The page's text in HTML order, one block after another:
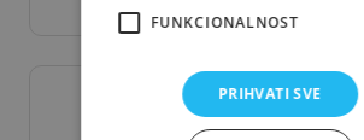
FUNKCIONALNOST
PRIHVATI SVE